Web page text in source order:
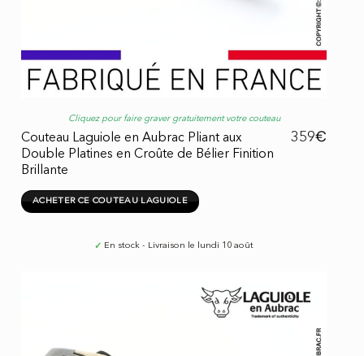
Cliquez pour faire graver gratuitement votre couteau
Couteau Laguiole en Aubrac Pliant aux
Double Platines en Croûte de Bélier Finition
Brillante
359€
ACHETER CE COUTEAU LAGUIOLE
✓ En stock - Livraison le lundi 10 août